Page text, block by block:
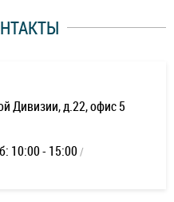
Дивизии, д.22, офис 5
10:00 - 15:00